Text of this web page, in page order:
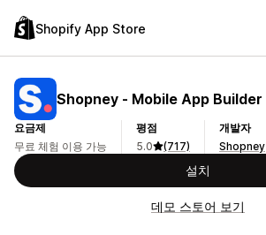
Shopify App Store
Shopney ‑ Mobile App Builder
요금제
무료 체험 이용 가능
평점
5.0
(717)
개발자
Shopney
설치
데모 스토어 보기